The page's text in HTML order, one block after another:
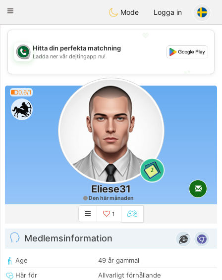
Weshrak
Toggle
Mode Logga in
💖
💕
Hitta din perfekta matchning
Ladda ner vår dejtingapp nu!
0.6/1
2
Eliese31
Den här månaden
1
Medlemsinformation
Age
49 år gammal
Här för
Allvarligt förhållande